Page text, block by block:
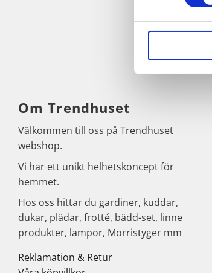
Om Trendhuset
Välkommen till oss på Trendhuset
webshop.
Vi har ett unikt helhetskoncept för
hemmet.
Hos oss hittar du gardiner, kuddar,
dukar, plädar, frotté, bädd-set, linne
produkter, lampor, Morristyger mm
Reklamation & Retur